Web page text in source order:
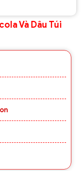
Và Dâu Túi